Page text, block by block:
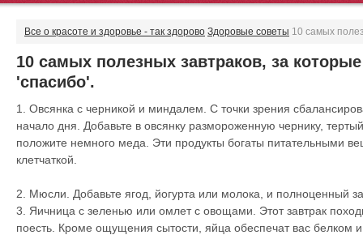
Все о красоте и здоровье - так здорово Здоровые советы 10 самых
скажет вам 'спасибо'.
10 самых полезных завтраков, за
'спасибо'.
1. Овсянка с черникой и миндалем. С точки зрения
начало дня. Добавьте в овсянку размороженную чернику,
положите немного меда. Эти продукты богаты питательными
клетчаткой.
2. Мюсли. Добавьте ягод, йогурта или молока, и полноценный
3. Яичница с зеленью или омлет с овощами. Этот завтрак
поесть. Кроме ощущения сытости, яйца обеспечат вас белком